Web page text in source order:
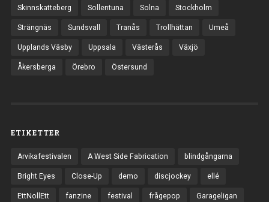
Skinnskatteberg Sollentuna Solna Stockholm
Strängnäs Sundsvall Tranås Trollhättan Umeå
Upplands Väsby Uppsala Västerås Växjö
Åkersberga Örebro Östersund
ETIKETTER
Arvikafestivalen A West Side Fabrication blindgångarna
Bright Eyes Close-Up demo discjockey ellé
EttNollEtt fanzine festival frågepop Garageligan